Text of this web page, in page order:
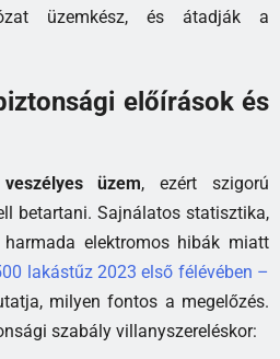
üzemkész, és átadják a
előírások és
veszélyes üzem, ezért szigorú
betartani. Sajnálatos statisztika,
elektromos hibák miatt
lakástűz 2023 első félévében –
milyen fontos a megelőzés.
szabály villanyszereléskor: